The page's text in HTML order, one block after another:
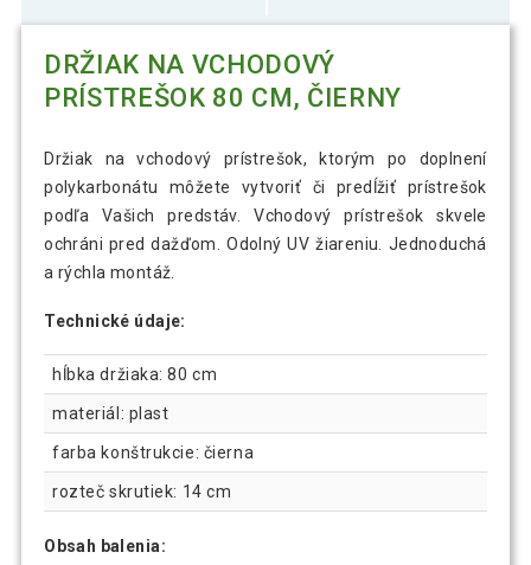
DRŽIAK NA VCHODOVÝ
PRÍSTREŠOK 80 CM, ČIERNY
Držiak na vchodový prístrešok, ktorým po doplnení
polykarbonátu môžete vytvoriť či predĺžiť prístrešok
podľa Vašich predstáv. Vchodový prístrešok skvele
ochráni pred dažďom. Odolný UV žiareniu. Jednoduchá
a rýchla montáž.
Technické údaje:
hĺbka držiaka: 80 cm
materiál: plast
farba konštrukcie: čierna
rozteč skrutiek: 14 cm
Obsah balenia: